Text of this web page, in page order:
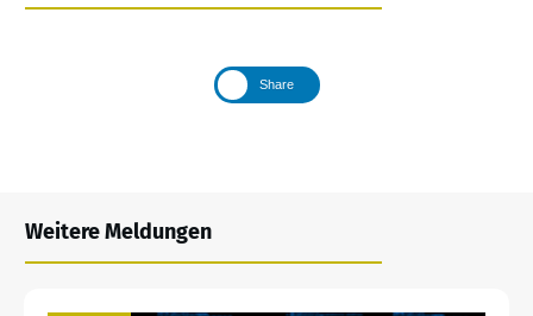
Share
Weitere Meldungen